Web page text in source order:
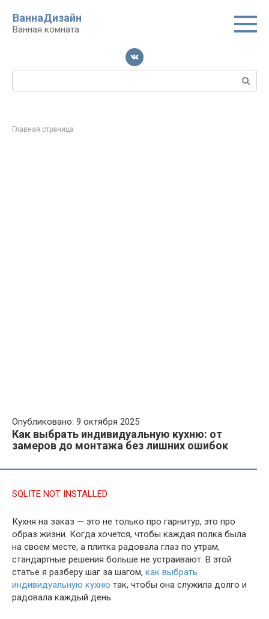
контенту
ВаннаДизайн
Ванная комната
Поиск:
Главная страница
Опубликовано: 9 октября 2025
Как выбрать индивидуальную кухню: от
замеров до монтажа без лишних ошибок
SQLITE NOT INSTALLED
Кухня на заказ — это не только про гарнитур, это про
образ жизни. Когда хочется, чтобы каждая полка была
на своем месте, а плитка радовала глаз по утрам,
стандартные решения больше не устраивают. В этой
статье я разберу шаг за шагом, как выбрать
индивидуальную кухню так, чтобы она служила долго и
радовала каждый день.